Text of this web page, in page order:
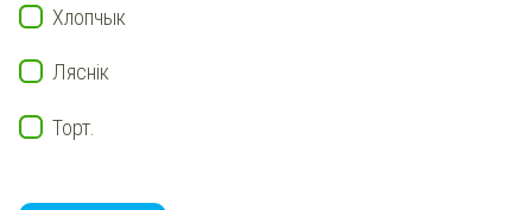
Хлопчык
Ляснік
Торт.